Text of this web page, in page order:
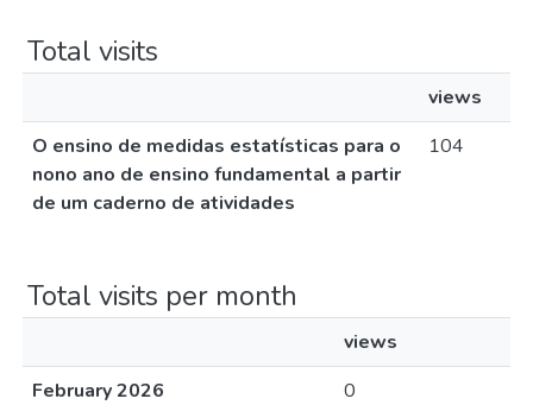
Total visits
views
O ensino de medidas estatísticas para o
nono ano de ensino fundamental a partir
de um caderno de atividades
104
Total visits per month
views
February 2026
0